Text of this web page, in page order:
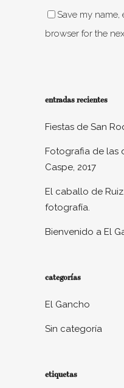
Save my name,
browser for the
entradas recientes
Fiestas de San
Fotografia de las
Caspe, 2017
El caballo de
fotografía.
Bienvenido a El
categorías
El Gancho
Sin categoría
etiquetas